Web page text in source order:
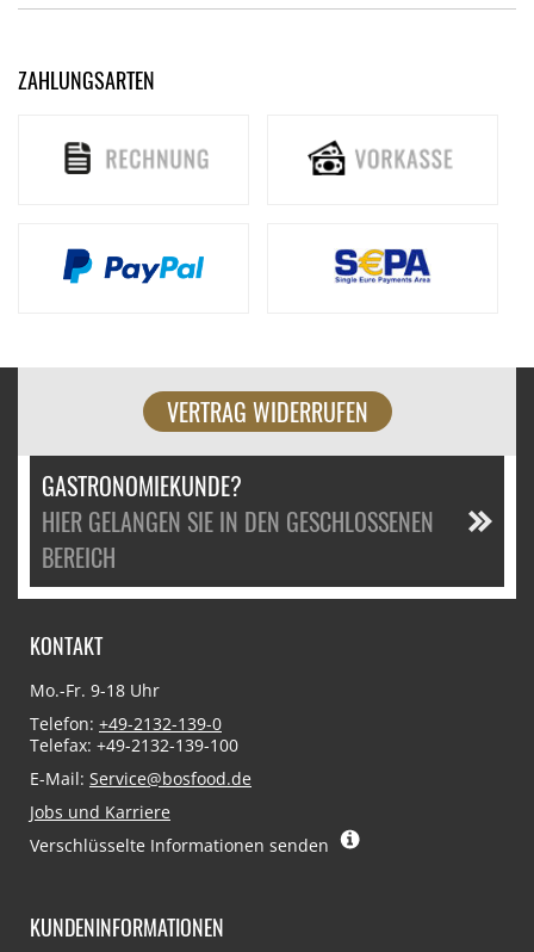
ZAHLUNGSARTEN
VERTRAG WIDERRUFEN
GASTRONOMIEKUNDE?
HIER GELANGEN SIE IN DEN GESCHLOSSENEN
BEREICH
KONTAKT
Mo.-Fr. 9-18 Uhr
Telefon: +49-2132-139-0
Telefax: +49-2132-139-100
E-Mail: Service@bosfood.de
Jobs und Karriere
Verschlüsselte Informationen senden
KUNDENINFORMATIONEN